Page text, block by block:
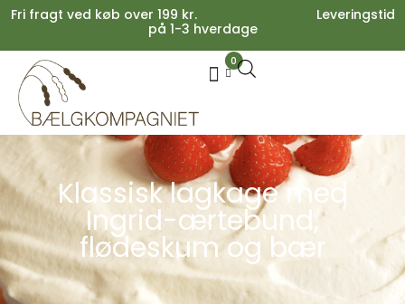
Fri fragt ved køb over 199 kr. Leveringstid
på 1-3 hverdage
0
Your cart is empty.
Subtotal: 0,00
0,00kr. inkl. moms
SE KURV KASSE
Klassisk lagkage med
Ingrid-ærtebund,
flødeskum og bær